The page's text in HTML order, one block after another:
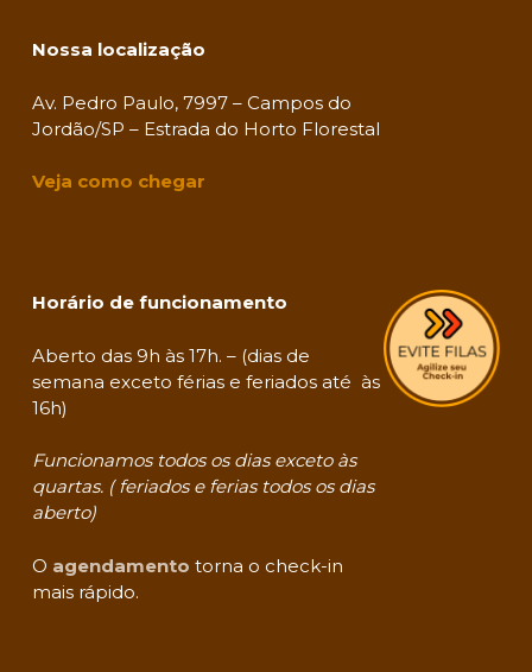
Nossa localização
Av. Pedro Paulo, 7997 – Campos do
Jordão/SP – Estrada do Horto Florestal
Veja como chegar
Horário de funcionamento
Aberto das 9h às 17h. – (dias de
semana exceto férias e feriados até às
16h)
Funcionamos todos os dias exceto às
quartas. ( feriados e ferias todos os dias
aberto)
O agendamento torna o check-in
mais rápido.